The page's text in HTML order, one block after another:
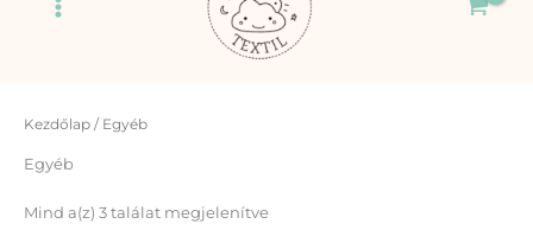
Kezdőlap / Egyéb
Egyéb
Mind a(z) 3 találat megjelenítve